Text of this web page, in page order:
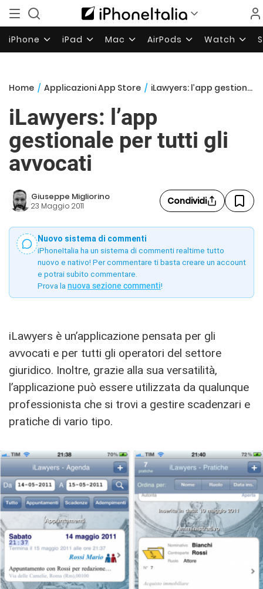
iPhone iPad Mac AirPods Watch
Home / Applicazioni App Store / iLawyers: l’app gestionale per tutti gli avvocati
iLawyers: l’app
gestionale per tutti gli
avvocati
Giuseppe Migliorino
23 Maggio 2011 Condividi
Nuovo sistema di commenti
iPhoneItalia ha un sistema di commenti realtime tutto
nuovo e nativo! Per commentare ti basta creare un account
e potrai subito commentare.
Prova la nuova sezione commenti!
iLawyers è un’applicazione pensata per gli
avvocati e per tutti gli operatori del settore
giuridico. Inoltre, grazie alla sua versatilità,
l’applicazione può essere utilizzata da qualunque
professionista che si trovi a gestire scadenzari e
pratiche di vario tipo.